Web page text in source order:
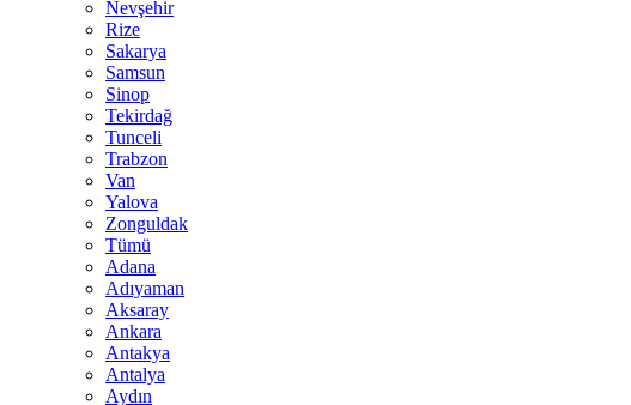
Nevşehir
Rize
Sakarya
Samsun
Sinop
Tekirdağ
Tunceli
Trabzon
Van
Yalova
Zonguldak
Tümü
Adana
Adıyaman
Aksaray
Ankara
Antakya
Antalya
Aydın